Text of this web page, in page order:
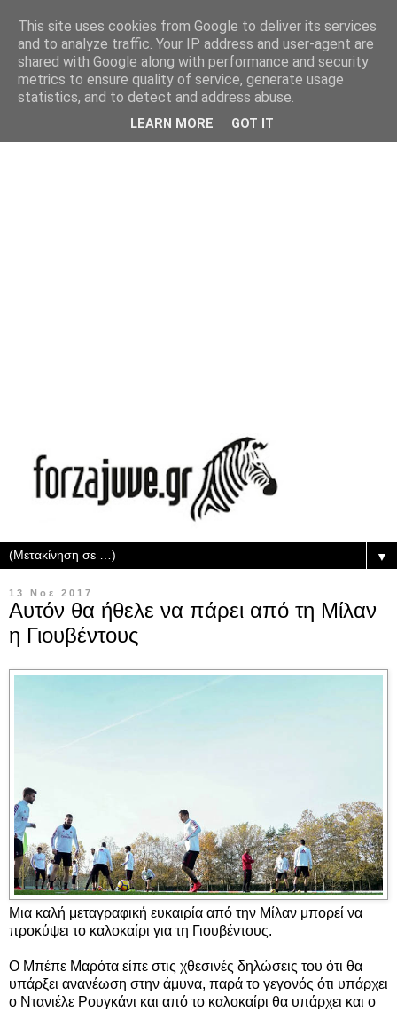
▼
13 Νοε 2017
Αυτόν θα ήθελε να πάρει από τη Μίλαν
η Γιουβέντους
Μια καλή μεταγραφική ευκαιρία από την Μίλαν μπορεί να
προκύψει το καλοκαίρι για τη Γιουβέντους.
Ο Μπέπε Μαρότα είπε στις χθεσινές δηλώσεις του ότι θα
υπάρξει ανανέωση στην άμυνα, παρά το γεγονός ότι υπάρχει
ο Ντανιέλε Ρουγκάνι και από το καλοκαίρι θα υπάρχει και ο
This site uses cookies from Google to deliver its services
and to analyze traffic. Your IP address and user-agent are
shared with Google along with performance and security
metrics to ensure quality of service, generate usage
statistics, and to detect and address abuse.
LEARN MORE GOT IT